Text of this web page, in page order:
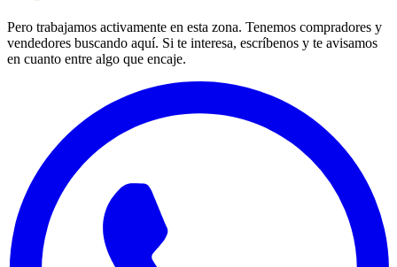
Pero trabajamos activamente en esta zona. Tenemos compradores y
vendedores buscando aquí. Si te interesa, escríbenos y te avisamos
en cuanto entre algo que encaje.